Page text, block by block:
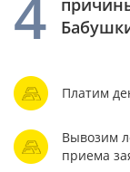
4
Платим
Вывозим
приема